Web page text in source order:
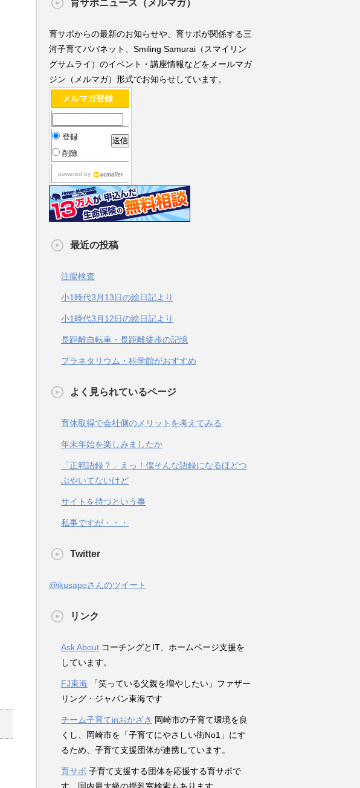
育サポニュース（メルマガ）
育サポからの最新のお知らせや、育サポが関係する三
河子育てパパネット、Smiling Samurai（スマイリン
グサムライ）のイベント・講座情報などをメールマガ
ジン（メルマガ）形式でお知らせしています。
メルマガ登録
登録
削除
powered by
最近の投稿
注腸検査
小1時代3月13日の絵日記より
小1時代3月12日の絵日記より
長距離自転車・長距離徒歩の記憶
プラネタリウム・科学館がおすすめ
よく見られているページ
育休取得で会社側のメリットを考えてみる
年末年始を楽しみましたか
「正範語録？」えっ！僕そんな語録になるほどつ
ぶやいてないけど
サイトを持つという事
私事ですが・・・
Twitter
@ikusapoさんのツイート
リンク
Ask About コーチングとIT、ホームページ支援を
しています。
FJ東海 「笑っている父親を増やしたい」ファザー
リング・ジャパン東海です
チーム子育てinおかざき 岡崎市の子育て環境を良
くし、岡崎市を「子育てにやさしい街No1」にす
るため、子育て支援団体が連携しています。
育サポ 子育て支援する団体を応援する育サポで